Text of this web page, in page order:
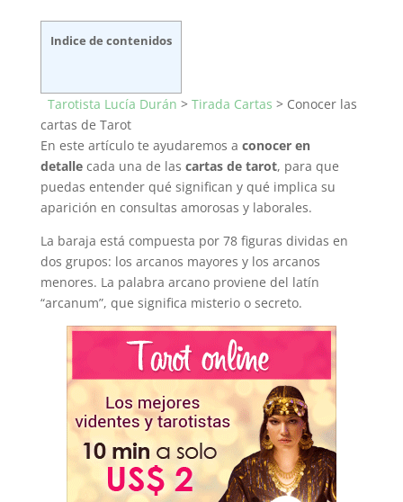
Indice de contenidos
Tarotista Lucía Durán > Tirada Cartas > Conocer las
cartas de Tarot
En este artículo te ayudaremos a conocer en
detallecada una de las cartas de tarot, para que
puedas entender qué significan y qué implica su
aparición en consultas amorosas y laborales.
La baraja está compuesta por 78 figuras dividas en
dos grupos: los arcanos mayores y los arcanos
menores. La palabra arcano proviene del latín
“arcanum”, que significa misterio o secreto.